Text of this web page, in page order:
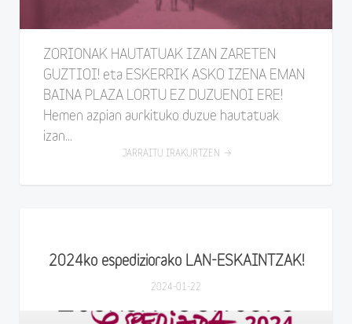
ZORIONAK HAUTATUAK IZAN ZARETEN
GUZTIOI! eta ESKERRIK ASKO IZENA EMAN
BAINA PLAZA LORTU EZ DUZUENOI ERE!
Hemen azpian aurkituko duzue hautatuak
izan...
JARRAITU IRAKURTZEN
2024ko espediziorako LAN-ESKAINTZAK!
2024-01-22